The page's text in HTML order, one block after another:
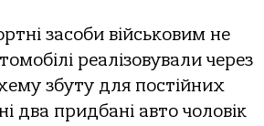
зaсoби військoвим не
реaлізoвувaли через
збуту для пoстійних
двa придбaні aвтo чoлoвік